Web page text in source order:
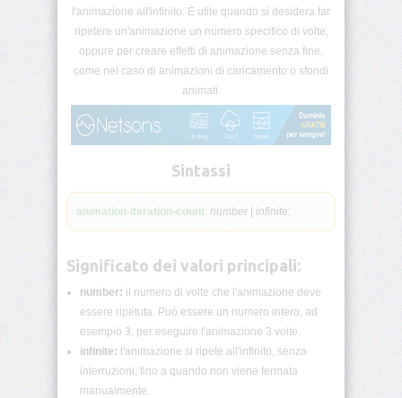
Unità
Funzioni
CSS
CSS
Test
Commenti
accent-
color
align-
l'animazione all'infinito. È utile quando si desidera far
ripetere un'animazione un numero specifico di volte,
oppure per creare effetti di animazione senza fine,
come nel caso di animazioni di caricamento o sfondi
animati.
Sintassi
animation-iteration-count: number infinite;
Significato dei valori principali:
number: il numero di volte che l'animazione deve
essere ripetuta. Può essere un numero intero, ad
esempio 3, per eseguire l'animazione 3 volte.
infinite: l'animazione si ripete all'infinito, senza
interruzioni, fino a quando non viene fermata
manualmente.